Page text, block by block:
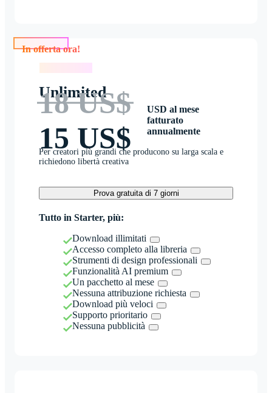
Unlimited
18 US$
15 US$
USD al mese
fatturato
annualmente
Per creatori più grandi che producono su larga scala e
richiedono libertà creativa
Prova gratuita di 7 giorni
Tutto in Starter, più:
Download illimitati
Accesso completo alla libreria
Strumenti di design professionali
Funzionalità AI premium
Un pacchetto al mese
Nessuna attribuzione richiesta
Download più veloci
Supporto prioritario
Nessuna pubblicità